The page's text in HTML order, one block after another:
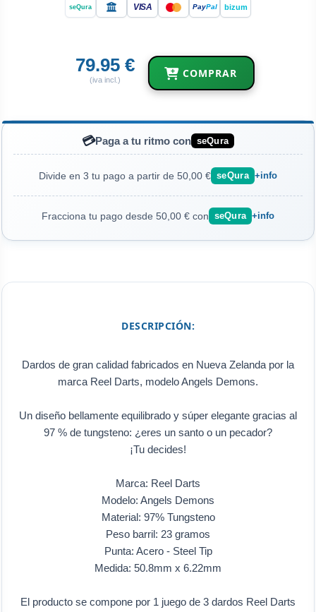
seQura VISA PayPal bizum
79.95 €
(iva incl.) COMPRAR
💳Paga a tu ritmo con seQura
Divide en 3 tu pago a partir de 50,00 € seQura +info
Fracciona tu pago desde 50,00 € con seQura +info
DESCRIPCIÓN:
Dardos de gran calidad fabricados en Nueva Zelanda por la
marca Reel Darts, modelo Angels Demons.
Un diseño bellamente equilibrado y súper elegante gracias al
97 % de tungsteno: ¿eres un santo o un pecador?
¡Tu decides!
Marca: Reel Darts
Modelo: Angels Demons
Material: 97% Tungsteno
Peso barril: 23 gramos
Punta: Acero - Steel Tip
Medida: 50.8mm x 6.22mm
El producto se compone por 1 juego de 3 dardos Reel Darts